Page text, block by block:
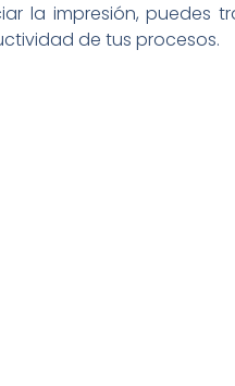
la impresión, puedes
de tus procesos.